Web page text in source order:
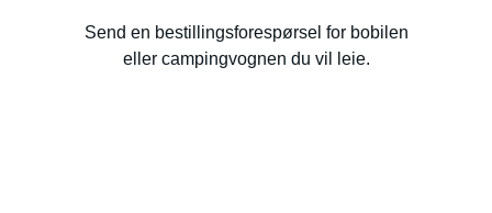
Send en bestillingsforespørsel for bobilen
eller campingvognen du vil leie.